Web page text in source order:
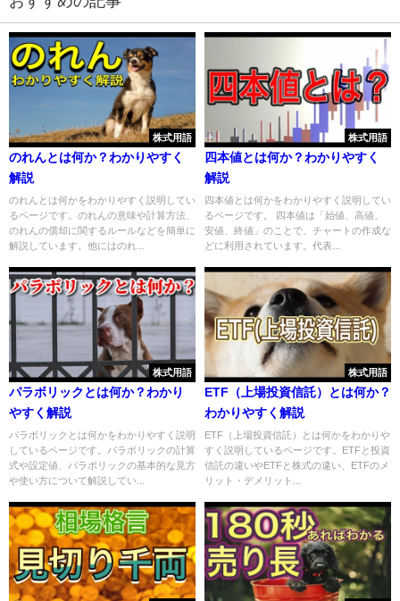
株式用語
のれんとは何か？わかりやすく
解説
のれんとは何かをわかりやすく説明してい
るページです。のれんの意味や計算方法、
のれんの償却に関するルールなどを簡単に
解説しています。他にはのれ...
株式用語
四本値とは何か？わかりやすく
解説
四本値とは何かをわかりやすく説明してい
るページです。 四本値は「始値、高値、
安値、終値」のことで、チャートの作成な
どに利用されています。代表...
株式用語
パラボリックとは何か？わかり
やすく解説
パラボリックとは何かをわかりやすく説明
しているページです。パラボリックの計算
式や設定値、パラボリックの基本的な見方
や使い方について解説してい...
株式用語
ETF（上場投資信託）とは何か？
わかりやすく解説
ETF（上場投資信託）とは何かをわかりや
すく説明しているページです。ETFと投資
信託の違いやETFと株式の違い、ETFのメ
リット・デメリット...